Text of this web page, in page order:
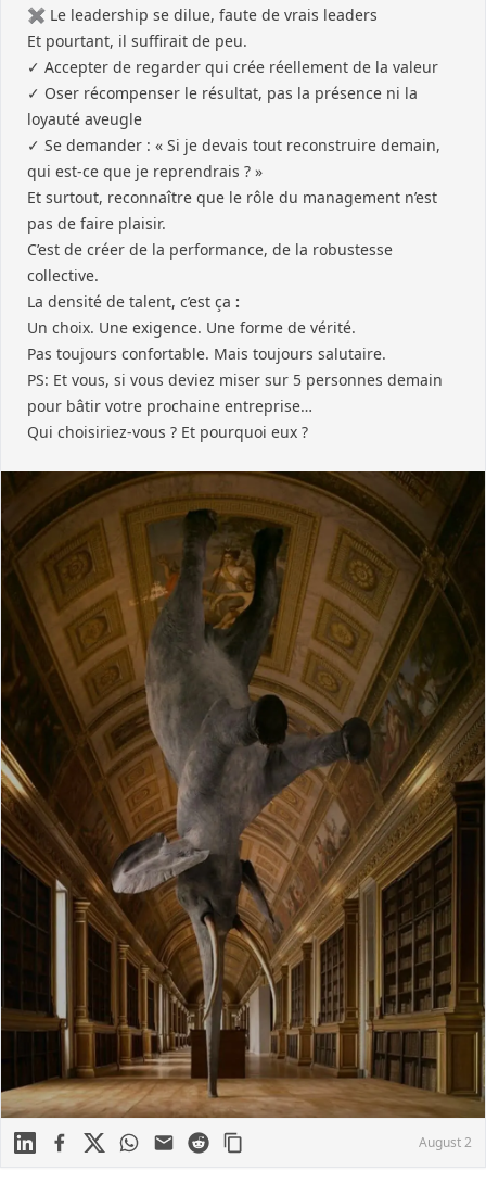
✖️ Le leadership se dilue, faute de vrais leaders
Et pourtant, il suffirait de peu.
✓ Accepter de regarder qui crée réellement de la valeur
✓ Oser récompenser le résultat, pas la présence ni la
loyauté aveugle
✓ Se demander : « Si je devais tout reconstruire demain,
qui est-ce que je reprendrais ? »
Et surtout, reconnaître que le rôle du management n’est
pas de faire plaisir.
C’est de créer de la performance, de la robustesse
collective.
La densité de talent, c’est ça :
Un choix. Une exigence. Une forme de vérité.
Pas toujours confortable. Mais toujours salutaire.
PS: Et vous, si vous deviez miser sur 5 personnes demain
pour bâtir votre prochaine entreprise…
Qui choisiriez-vous ? Et pourquoi eux ?
LinkedinFacebook
X WhatsApp
Mail Reddit August 2